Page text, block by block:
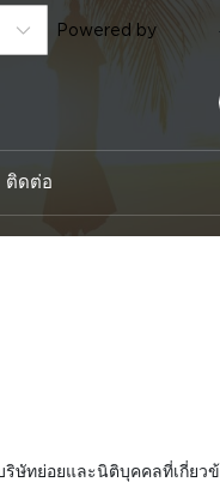
Powered by
ติดต่อ
ษัทย่อยและนิติบุคคลที่เกี่ยว